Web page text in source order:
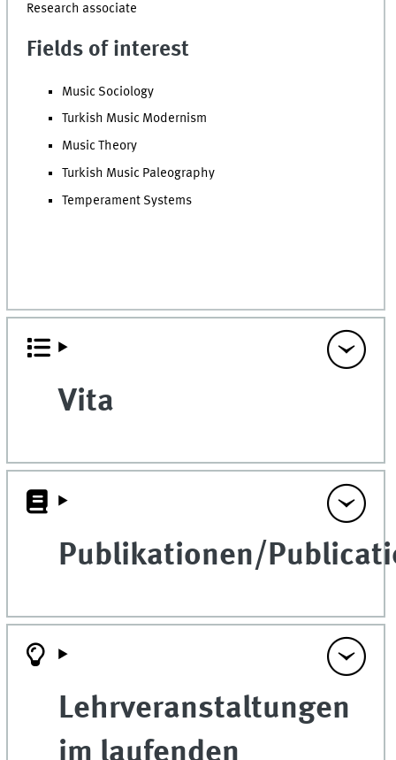
Research associate
Fields of interest
Music Sociology
Turkish Music Modernism
Music Theory
Turkish Music Paleography
Temperament Systems
Vita
Publikationen/
Lehrveranstaltungen